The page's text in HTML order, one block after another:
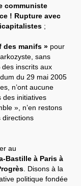
communiste
! Rupture avec
;
des manifs » pour
sans
des inscrits aux
du 29 mai 2005
n’ont aucune
des initiatives
», n’en restons
directions
au
Bastille à Paris à
. Disons à la
politique fondée